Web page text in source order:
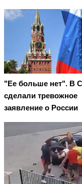
"Ее больше нет". В
сделали тревожное
заявление о России